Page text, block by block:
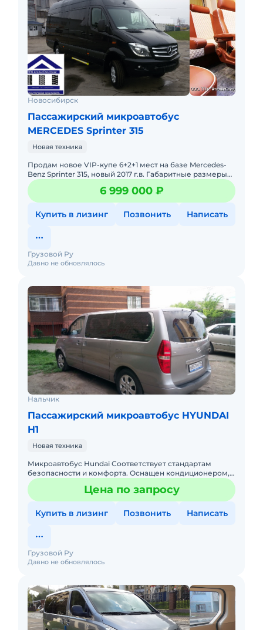
Новосибирск
Пассажирский микроавтобус
MERCEDES Sprinter 315
Новая техника
Продам новое VIP-купе 6+2+1 мест на базе Mercedes-
Benz Sprinter 315, новый 2017 г.в. Габаритные размеры
(ДхШхВ, мм 5910х2426х2755 Пассажирский салон
(ДхШхВ, мм
6 999 000 ₽
Купить в лизинг Позвонить Написать
Давно не обновлялось
Грузовой Ру
Нальчик
Пассажирский микроавтобус HYUNDAI
H1
Новая техника
Микроавтобус Hundai Соответствует стандартам
безопасности и комфорта. Оснащен кондиционером,
аудио- и видео техникой, микрофонами.
Эргономичные, удобные сиденья
Цена по запросу
Купить в лизинг Позвонить Написать
Давно не обновлялось
Грузовой Ру